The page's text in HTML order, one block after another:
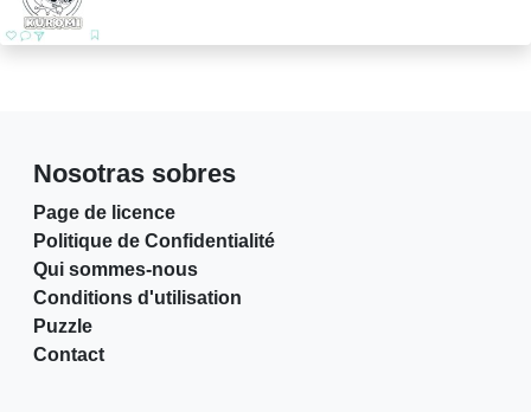
Nosotras sobres
Page de licence
Politique de Confidentialité
Qui sommes-nous
Conditions d'utilisation
Puzzle
Contact